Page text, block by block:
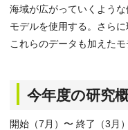
海域が広がっていくよう
モデルを使用する。さら
これらのデータも加えた
今年度の研究
開始（7月）〜 終了（3月